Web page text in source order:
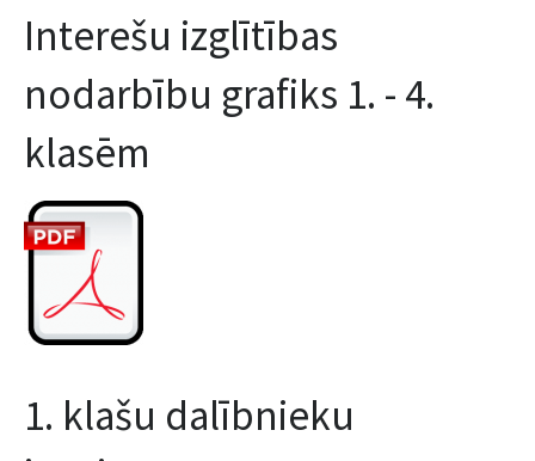
nodarbību grafiks 1. - 4.
klasēm
1. klašu dalībnieku
iesniegums